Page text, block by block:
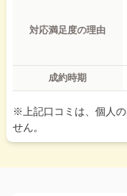
対応満足度の理由
成約時期
※上記口コミは、個人
せん。